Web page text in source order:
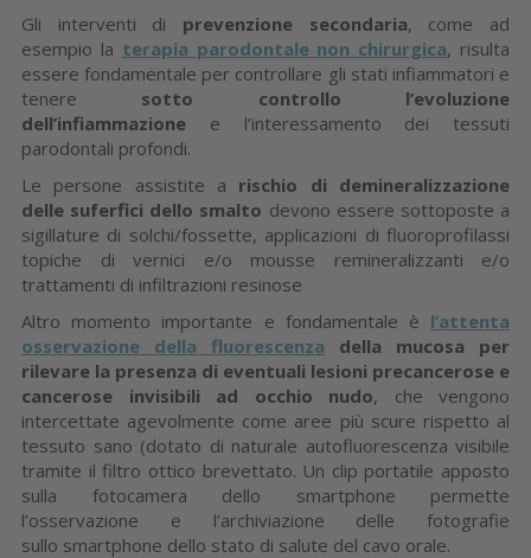
Gli interventi di prevenzione secondaria, come ad
esempio la terapia parodontale non chirurgica, risulta
essere fondamentale per controllare gli stati infiammatori e
tenere sotto controllo l’evoluzione
dell’infiammazione e l’interessamento dei tessuti
parodontali profondi.
Le persone assistite a rischio di demineralizzazione
delle suferfici dello smalto devono essere sottoposte a
sigillature di solchi/fossette, applicazioni di fluoroprofilassi
topiche di vernici e/o mousse remineralizzanti e/o
trattamenti di infiltrazioni resinose
Altro momento importante e fondamentale è l’attenta
osservazione della fluorescenza
della mucosa per
rilevare la presenza di eventuali lesioni precancerose e
cancerose invisibili ad occhio nudo, che vengono
intercettate agevolmente come aree più scure rispetto al
tessuto sano (dotato di naturale autofluorescenza visibile
tramite il filtro ottico brevettato. Un clip portatile apposto
sulla fotocamera dello smartphone permette
l’osservazione e l’archiviazione delle fotografie
sullo smartphone dello stato di salute del cavo orale.